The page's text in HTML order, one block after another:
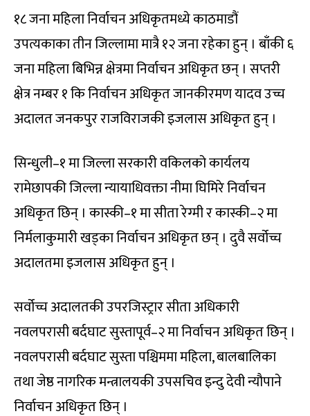
१८ जना महिला निर्वाचन अधिकृतमध्ये काठमाडौं
उपत्यकाका तीन जिल्लामा मात्रै १२ जना रहेका हुन् । बाँकी ६
जना महिला बिभिन्न क्षेत्रमा निर्वाचन अधिकृत छन् । सप्तरी
क्षेत्र नम्बर १ कि निर्वाचन अधिकृत जानकीरमण यादव उच्च
अदालत जनकपुर राजविराजकी इजलास अधिकृत हुन् ।
सिन्धुली–१ मा जिल्ला सरकारी वकिलको कार्यलय
रामेछापकी जिल्ला न्यायाधिवक्ता नीमा घिमिरे निर्वाचन
अधिकृत छिन् । कास्की–१ मा सीता रेग्मी र कास्की–२ मा
निर्मलाकुमारी खड्का निर्वाचन अधिकृत छन् । दुवै सर्वोच्च
अदालतमा इजलास अधिकृत हुन् ।
सर्वोच्च अदालतकी उपरजिस्ट्रार सीता अधिकारी
नवलपरासी बर्दघाट सुस्तापूर्व–२ मा निर्वाचन अधिकृत छिन् ।
नवलपरासी बर्दघाट सुस्ता पश्चिममा महिला, बालबालिका
तथा जेष्ठ नागरिक मन्त्रालयकी उपसचिव इन्दु देवी न्यौपाने
निर्वाचन अधिकृत छिन् ।